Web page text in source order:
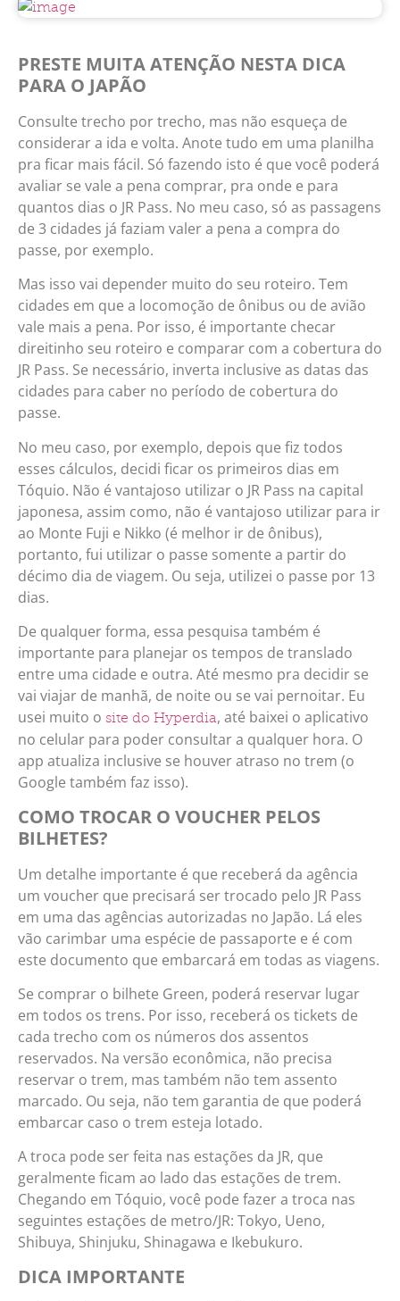
PRESTE MUITA ATENÇÃO NESTA DICA
PARA O JAPÃO
Consulte trecho por trecho, mas não esqueça de
considerar a ida e volta. Anote tudo em uma planilha
pra ficar mais fácil. Só fazendo isto é que você poderá
avaliar se vale a pena comprar, pra onde e para
quantos dias o JR Pass. No meu caso, só as passagens
de 3 cidades já faziam valer a pena a compra do
passe, por exemplo.
Mas isso vai depender muito do seu roteiro. Tem
cidades em que a locomoção de ônibus ou de avião
vale mais a pena. Por isso, é importante checar
direitinho seu roteiro e comparar com a cobertura do
JR Pass. Se necessário, inverta inclusive as datas das
cidades para caber no período de cobertura do
passe.
No meu caso, por exemplo, depois que fiz todos
esses cálculos, decidi ficar os primeiros dias em
Tóquio. Não é vantajoso utilizar o JR Pass na capital
japonesa, assim como, não é vantajoso utilizar para ir
ao Monte Fuji e Nikko (é melhor ir de ônibus),
portanto, fui utilizar o passe somente a partir do
décimo dia de viagem. Ou seja, utilizei o passe por 13
dias.
De qualquer forma, essa pesquisa também é
importante para planejar os tempos de translado
entre uma cidade e outra. Até mesmo pra decidir se
vai viajar de manhã, de noite ou se vai pernoitar. Eu
usei muito o site do Hyperdia, até baixei o aplicativo
no celular para poder consultar a qualquer hora. O
app atualiza inclusive se houver atraso no trem (o
Google também faz isso).
COMO TROCAR O VOUCHER PELOS
BILHETES?
Um detalhe importante é que receberá da agência
um voucher que precisará ser trocado pelo JR Pass
em uma das agências autorizadas no Japão. Lá eles
vão carimbar uma espécie de passaporte e é com
este documento que embarcará em todas as viagens.
Se comprar o bilhete Green, poderá reservar lugar
em todos os trens. Por isso, receberá os tickets de
cada trecho com os números dos assentos
reservados. Na versão econômica, não precisa
reservar o trem, mas também não tem assento
marcado. Ou seja, não tem garantia de que poderá
embarcar caso o trem esteja lotado.
A troca pode ser feita nas estações da JR, que
geralmente ficam ao lado das estações de trem.
Chegando em Tóquio, você pode fazer a troca nas
seguintes estações de metro/JR: Tokyo, Ueno,
Shibuya, Shinjuku, Shinagawa e Ikebukuro.
DICA IMPORTANTE